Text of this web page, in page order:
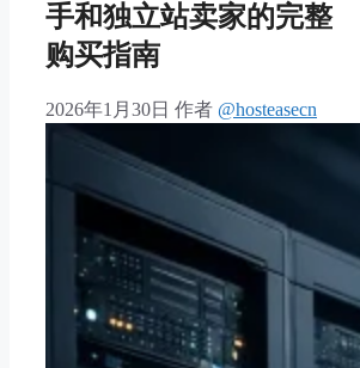
手和独立站卖家的完整
购买指南
2026年1月30日 作者 @hosteasecn